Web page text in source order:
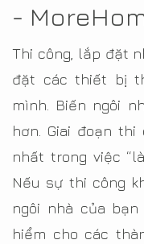
-
Thi công, lắp đặt
đặt các thiết bị
mình. Biến ngôi
hơn. Giai đoạn
nhất trong việc
Nếu sự thi công
ngôi nhà của
hiểm cho các